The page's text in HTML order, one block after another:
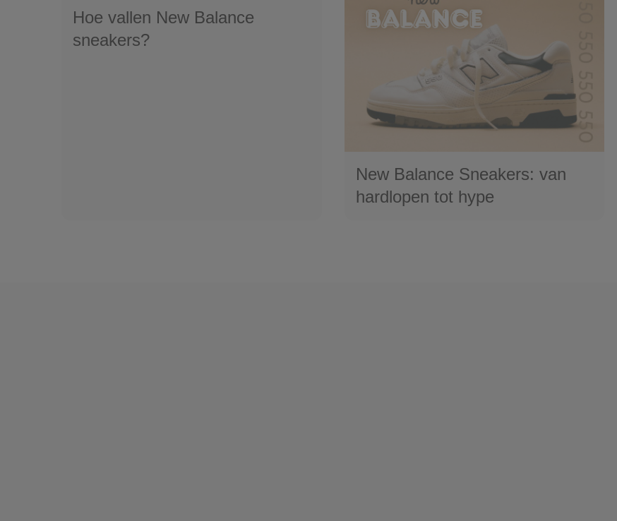
Hoe vallen New Balance
sneakers?
New Balance Sneakers: van
hardlopen tot hype